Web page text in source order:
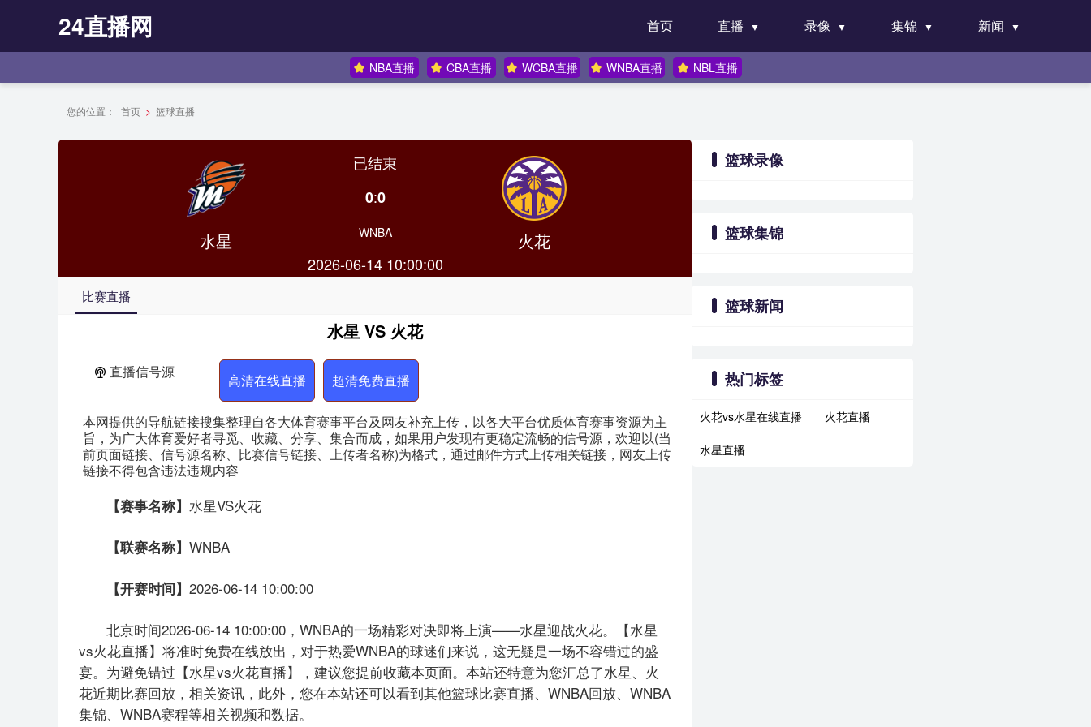
24直播网 首页 直播 录像 集锦 新闻
NBA直播 CBA直播 WCBA直播 WNBA直播 NBL直播
您的位置： 首页 > 篮球直播
水星
已结束
0:0
WNBA
2026-06-14 10:00:00
火花
比赛直播
水星 VS 火花
直播信号源 高清在线直播 超清免费直播
本网提供的导航链接搜集整理自各大体育赛事平台及网友补充上传，以各大平台优质体育赛事资源为主
旨，为广大体育爱好者寻觅、收藏、分享、集合而成，如果用户发现有更稳定流畅的信号源，欢迎以(当
前页面链接、信号源名称、比赛信号链接、上传者名称)为格式，通过邮件方式上传相关链接，网友上传
链接不得包含违法违规内容
【赛事名称】 水星VS火花
【联赛名称】 WNBA
【开赛时间】 2026-06-14 10:00:00
北京时间2026-06-14 10:00:00，WNBA的一场精彩对决即将上演——水星迎战火花。【水星
vs火花直播】将准时免费在线放出，对于热爱WNBA的球迷们来说，这无疑是一场不容错过的盛
宴。为避免错过【水星vs火花直播】，建议您提前收藏本页面。本站还特意为您汇总了水星、火
花近期比赛回放，相关资讯，此外，您在本站还可以看到其他篮球比赛直播、WNBA回放、WNBA
集锦、WNBA赛程等相关视频和数据。
篮球录像
篮球集锦
篮球新闻
热门标签
火花vs水星在线直播 火花直播
水星直播